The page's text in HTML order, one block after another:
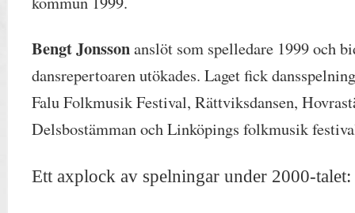
Bengt Jonssonanslöt som spelledare 1999 och
dansrepertoaren utökades. Laget fick
Falu Folkmusik Festival, Rättviksdansen,
Delsbostämman och Linköpings folkmusik
Ett axplock av spelningar under 2000-talet: